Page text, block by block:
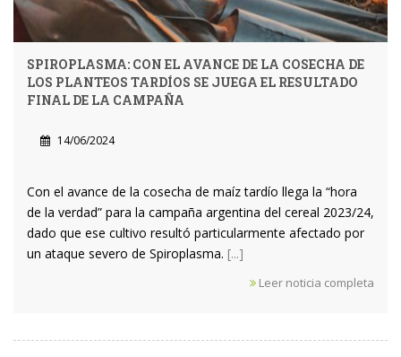
SPIROPLASMA: CON EL AVANCE DE LA COSECHA DE
LOS PLANTEOS TARDÍOS SE JUEGA EL RESULTADO
FINAL DE LA CAMPAÑA
14/06/2024
Con el avance de la cosecha de maíz tardío llega la “hora
de la verdad” para la campaña argentina del cereal 2023/24,
dado que ese cultivo resultó particularmente afectado por
un ataque severo de Spiroplasma. [...]
Leer noticia completa